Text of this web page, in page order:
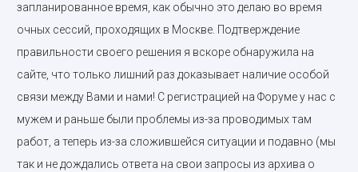
запланированное время, как обычно это делаю во время
очных сессий, проходящих в Москве. Подтверждение
правильности своего решения я вскоре обнаружила на
сайте, что только лишний раз доказывает наличие особой
связи между Вами и нами! С регистрацией на Форуме у нас с
мужем и раньше были проблемы из-за проводимых там
работ, а теперь из-за сложившейся ситуации и подавно (мы
так и не дождались ответа на свои запросы из архива о